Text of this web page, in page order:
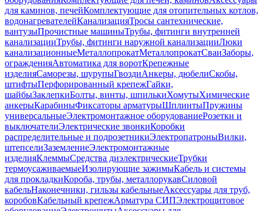
для каминов, печейКомплектующие для отопительных котлов,
водонагревателейКанализацияТросы сантехнические,
вантузыПрочистные машиныТрубы, фитинги внутренней
канализацииТрубы, фитинги наружной канализацииЛюки
канализационныеМеталлопрокатМеталлопрокатСваиЗаборы,
огражденияАвтоматика для воротКрепежные
изделияСаморезы, шурупыГвоздиАнкеры, дюбелиСкобы,
штифтыПерфорированный крепежГайки,
шайбыЗаклепкиБолты, винты, шпилькиХомутыХимические
анкерыКарабиныФиксаторы арматурыШплинтыПружины
универсальныеЭлектромонтажное оборудованиеРозетки и
выключателиЭлектрические звонкиКоробки
распределительные и подрозетникиЭлектропатроныВилки,
штепселиЗаземлениеЭлектромонтажные
изделияКлеммыСредства диэлектрическиеТрубки
термоусаживаемыеИзолирующие зажимыКабель и системы
для прокладкиКороба, трубы, металлорукавСиловой
кабельНаконечники, гильзы кабельныеАксессуары для труб,
коробовКабельный крепежАрматура СИПЭлектрощитовое